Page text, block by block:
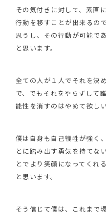
その気付きに対して、素直
行動を移すことが出来るの
思うし、その行動が可能で
と思います。
全ての人が１人でそれを決
で、でもそれをやらずして
能性を消すのはやめて欲し
僕は自身も自己犠牲が強く
とに踏み出す勇気を持てな
とでより笑顔になってくれ
と思います。
そう信じて僕は、これまで